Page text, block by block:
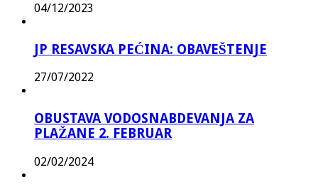
04/12/2023
JP RESAVSKA PEĆINA: OBAVEŠTENJE
27/07/2022
OBUSTAVA VODOSNABDEVANJA ZA
PLAŽANE 2. FEBRUAR
02/02/2024